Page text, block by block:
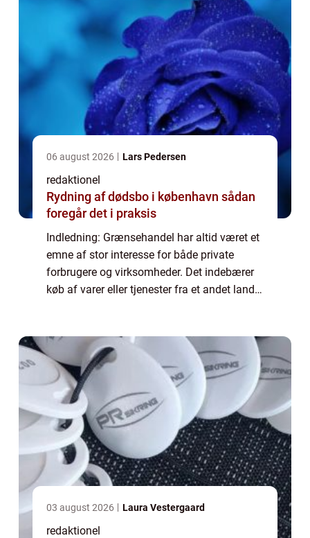
06 august 2026 Lars Pedersen
redaktionel
Rydning af dødsbo i københavn sådan
foregår det i praksis
Indledning: Grænsehandel har altid været et
emne af stor interesse for både private
forbrugere og virksomheder. Det indebærer
køb af varer eller tjenester fra et andet land,
03 august 2026 Laura Vestergaard
redaktionel